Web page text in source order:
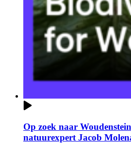
Op zoek naar
natuurexpert Jacob